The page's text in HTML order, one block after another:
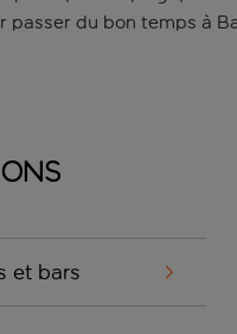
passer du bon temps à
et bars